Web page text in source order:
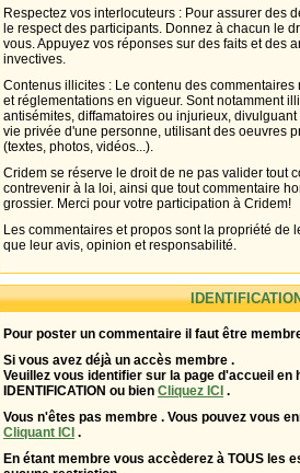
Respectez vos interlocuteurs : Pour assurer des
le respect des participants. Donnez à chacun le
vous. Appuyez vos réponses sur des faits et des
invectives.
Contenus illicites : Le contenu des
et réglementations en vigueur. Sont notamment
antisémites, diffamatoires ou injurieux,
vie privée d'une personne, utilisant des oeuvres
(textes, photos, vidéos...).
Cridem se réserve le droit de ne pas valider tout
contrevenir à la loi, ainsi que tout commentaire
grossier. Merci pour votre participation à Cridem!
Les commentaires et propos sont la propriété de
que leur avis, opinion et responsabilité.
Pour poster un commentaire il faut être
Si vous avez déjà un accès membre .
Veuillez vous identifier sur la page d'accueil en
IDENTIFICATION ou bien Cliquez ICI .
Vous n'êtes pas membre . Vous pouvez vous
Cliquant ICI .
En étant membre vous accèderez à TOUS les